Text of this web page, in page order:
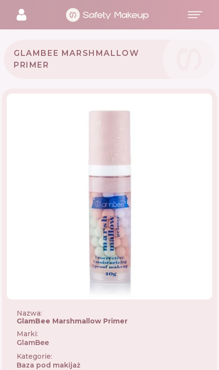
GLAMBEE MARSHMALLOW
PRIMER
Nazwa:
GlamBee Marshmallow Primer
Marki:
GlamBee
Kategorie:
Baza pod makijaż